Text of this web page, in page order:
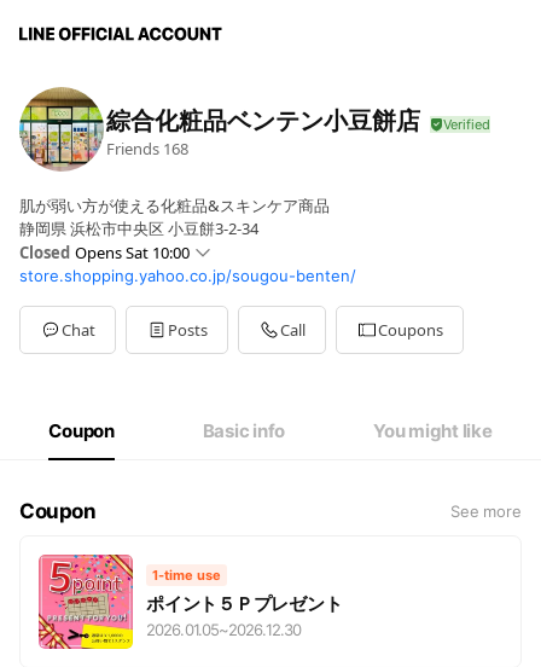
綜合化粧品ベンテン小豆餅店
Friends 168
肌が弱い方が使える化粧品&スキンケア商品
静岡県 浜松市中央区 小豆餅3-2-34
Closed Opens Sat 10:00
Sun10:00 - 18:00
Mon10:00 - 18:00
Tue10:00 - 18:00
Wed10:00 - 18:00
毎週金曜日は定休日となります。
store.shopping.yahoo.co.jp/sougou-benten/
Chat Posts Call Coupons
Coupon Basic info You might like
Coupon See more
1-time use
ポイント５Ｐプレゼント
2026.01.05~2026.12.30